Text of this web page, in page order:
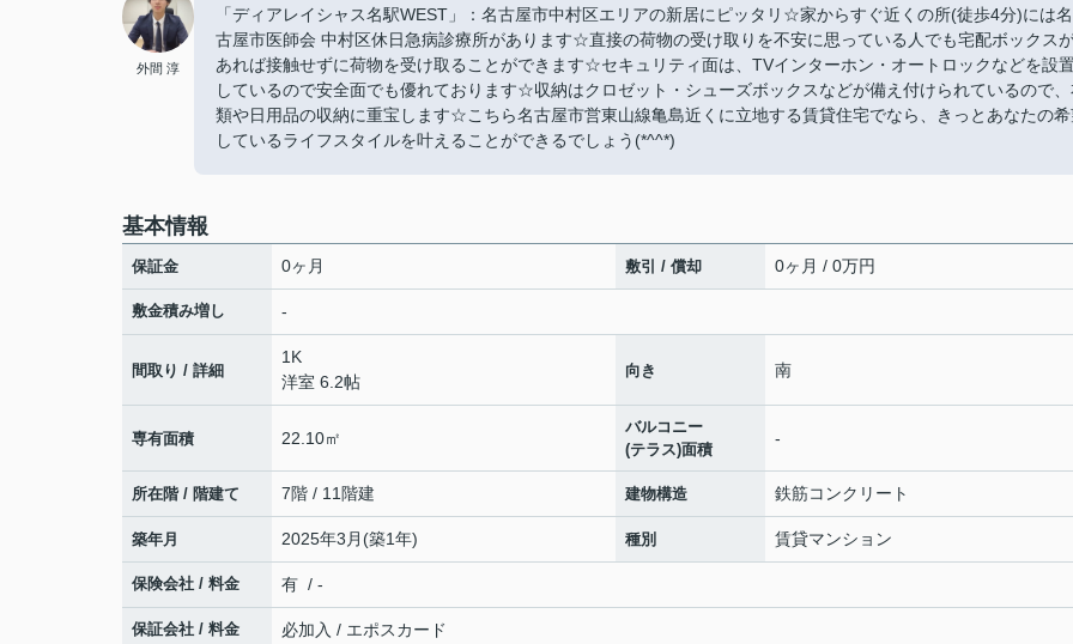
外間 淳
「ディアレイシャス名駅WEST」：名古屋市中村区エリアの新居にピッタリ☆家からすぐ近くの所(徒歩4分)には名
古屋市医師会 中村区休日急病診療所があります☆直接の荷物の受け取りを不安に思っている人でも宅配ボックス
あれば接触せずに荷物を受け取ることができます☆セキュリティ面は、TVインターホン・オートロックなどを設
しているので安全面でも優れております☆収納はクロゼット・シューズボックスなどが備え付けられているので、
類や日用品の収納に重宝します☆こちら名古屋市営東山線亀島近くに立地する賃貸住宅でなら、きっとあなたの希
しているライフスタイルを叶えることができるでしょう(*^^*)
基本情報
保証金 0ヶ月 敷引 / 償却 0ヶ月 / 0万円
敷金積み増し -
間取り / 詳細
1K
洋室 6.2帖
向き 南
専有面積 22.10㎡
バルコニー
(テラス)面積
-
所在階 / 階建て 7階 / 11階建 建物構造 鉄筋コンクリート
築年月 2025年3月(築1年) 種別 賃貸マンション
保険会社 / 料金 有 / -
保証会社 / 料金
必加入 / エポスカード